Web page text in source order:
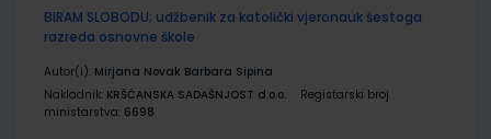
BIRAM SLOBODU; udžbenik za katolički vjeronauk šestoga
razreda osnovne škole
Autor(i): Mirjana Novak Barbara Sipina
Nakladnik: KRŠĆANSKA SADAŠNJOST d.o.o.
Registarski broj
ministarstva: 6698